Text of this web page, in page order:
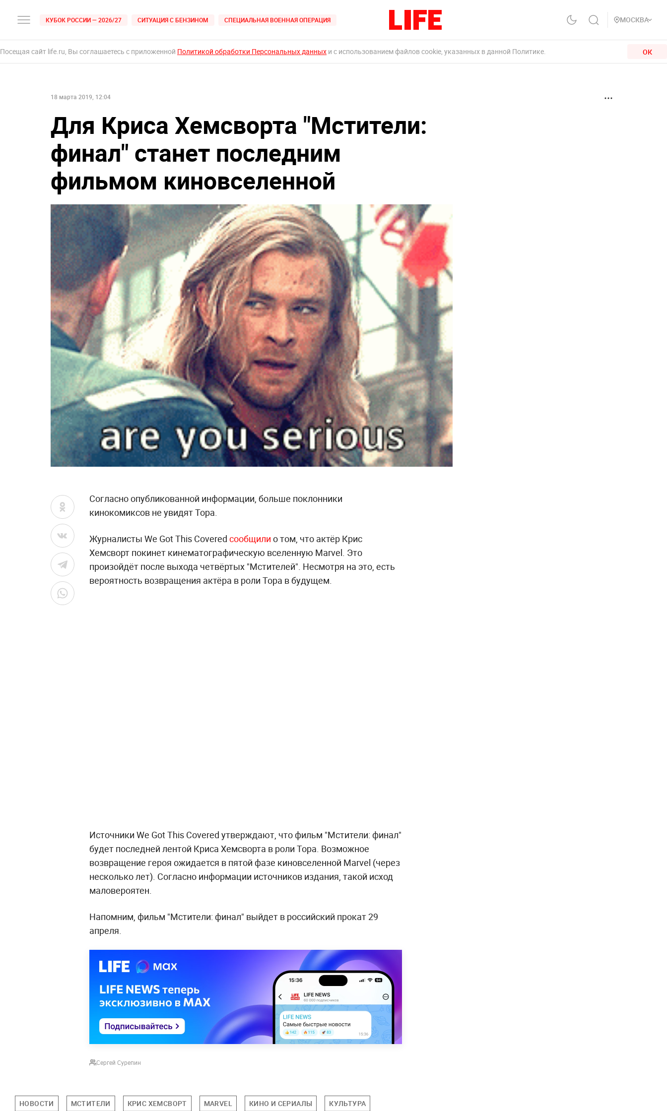
КУБОК РОССИИ — 2026/27 СИТУАЦИЯ С БЕНЗИНОМ СПЕЦИАЛЬНАЯ ВОЕННАЯ ОПЕРАЦИЯ МОСКВА
Посещая сайт life.ru, Вы соглашаетесь с приложенной Политикой обработки Персональных данных и с использованием файлов cookie, указанных в данной Политике. ОК
18 марта 2019, 12:04
Для Криса Хемсворта "Мстители:
финал" станет последним
фильмом киновселенной
Согласно опубликованной информации, больше поклонники
кинокомиксов не увидят Тора.
Журналисты We Got This Covered сообщили о том, что актёр Крис
Хемсворт покинет кинематографическую вселенную Marvel. Это
произойдёт после выхода четвёртых "Мстителей". Несмотря на это, есть
вероятность возвращения актёра в роли Тора в будущем.
Источники We Got This Covered утверждают, что фильм "Мстители: финал"
будет последней лентой Криса Хемсворта в роли Тора. Возможное
возвращение героя ожидается в пятой фазе киновселенной Marvel (через
несколько лет). Согласно информации источников издания, такой исход
маловероятен.
Напомним, фильм "Мстители: финал" выйдет в российский прокат 29
апреля.
Сергей Сурепин
НОВОСТИ МСТИТЕЛИ КРИС ХЕМСВОРТ MARVEL КИНО И СЕРИАЛЫ КУЛЬТУРА